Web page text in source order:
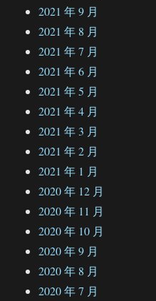
2021 年 9 月
2021 年 8 月
2021 年 7 月
2021 年 6 月
2021 年 5 月
2021 年 4 月
2021 年 3 月
2021 年 2 月
2021 年 1 月
2020 年 12 月
2020 年 11 月
2020 年 10 月
2020 年 9 月
2020 年 8 月
2020 年 7 月